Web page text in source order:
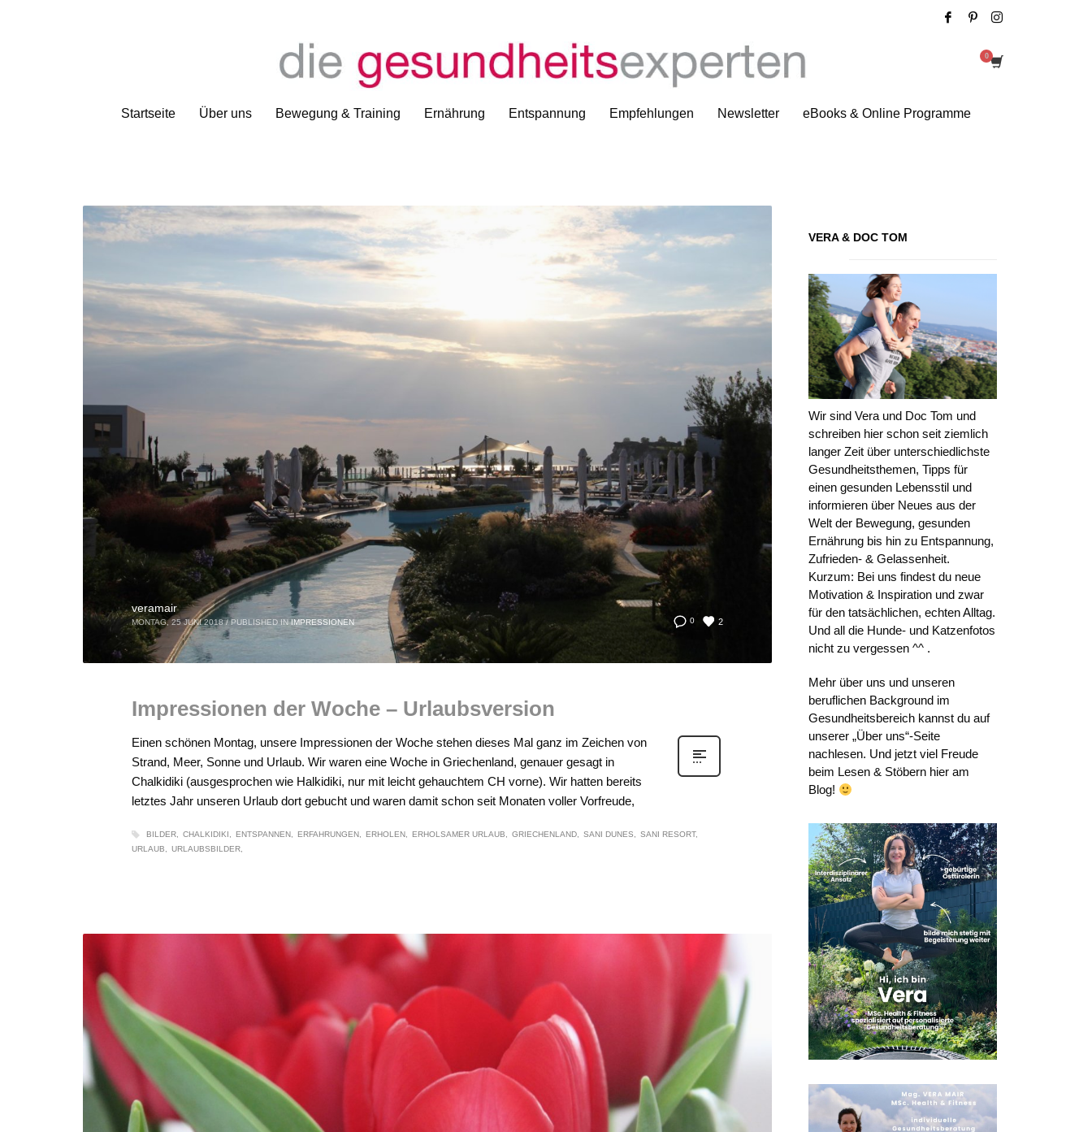
Startseite Über uns Bewegung & Training Ernährung Entspannung Empfehlungen Newsletter eBooks & Online Programme
Tag: Bilder
0 2
veramair
MONTAG, 25 JUNI 2018 / PUBLISHED IN IMPRESSIONEN
Impressionen der Woche – Urlaubsversion
Einen schönen Montag, unsere Impressionen der Woche stehen dieses Mal ganz im Zeichen von
Strand, Meer, Sonne und Urlaub. Wir waren eine Woche in Griechenland, genauer gesagt in
Chalkidiki (ausgesprochen wie Halkidiki, nur mit leicht gehauchtem CH vorne). Wir hatten bereits
letztes Jahr unseren Urlaub dort gebucht und waren damit schon seit Monaten voller Vorfreude,
BILDER CHALKIDIKI ENTSPANNEN ERFAHRUNGEN ERHOLEN ERHOLSAMER URLAUB GRIECHENLAND SANI DUNES
SANI RESORT
URLAUB
URLAUBSBILDER
VERA & DOC TOM
Wir sind Vera und Doc Tom und
schreiben hier schon seit ziemlich
langer Zeit über unterschiedlichste
Gesundheitsthemen, Tipps für
einen gesunden Lebensstil und
informieren über Neues aus der
Welt der Bewegung, gesunden
Ernährung bis hin zu Entspannung,
Zufrieden- & Gelassenheit.
Kurzum: Bei uns findest du neue
Motivation & Inspiration und zwar
für den tatsächlichen, echten Alltag.
Und all die Hunde- und Katzenfotos
nicht zu vergessen ^^ .
Mehr über uns und unseren
beruflichen Background im
Gesundheitsbereich kannst du auf
unserer „Über uns“-Seite
nachlesen. Und jetzt viel Freude
beim Lesen & Stöbern hier am
Blog!